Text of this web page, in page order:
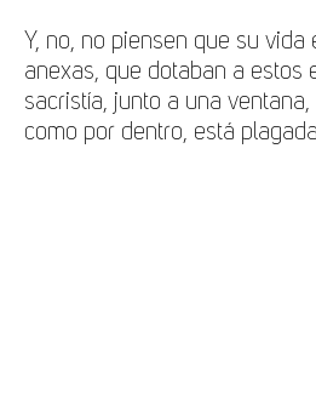
Y, no, no piensen que su
anexas, que dotaban a estos
sacristía, junto a una
como por dentro, está